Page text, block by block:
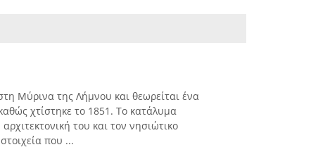
Μύρινα της Λήμνου και θεωρείται ένα
χτίστηκε το 1851. Το κατάλυμα
του και τον νησιώτικο
που ...